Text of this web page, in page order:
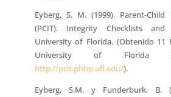
Eyberg, S. M. (1999). Parent-
(PCIT). Integrity Checklists and
University of Florida. (Obtenido 11
University of Florida
http://pcit.phhp.ufl.edu/).
Eyberg, S.M. y Funderburk, B.